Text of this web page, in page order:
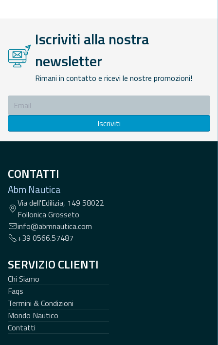
Iscriviti alla nostra
newsletter
Rimani in contatto e ricevi le nostre promozioni!
Iscriviti
CONTATTI
Abm Nautica
Via dell'Edilizia, 149 58022
Follonica Grosseto
info@abmnautica.com
+39 0566.57487
SERVIZIO CLIENTI
Chi Siamo
Faqs
Termini & Condizioni
Mondo Nautico
Contatti